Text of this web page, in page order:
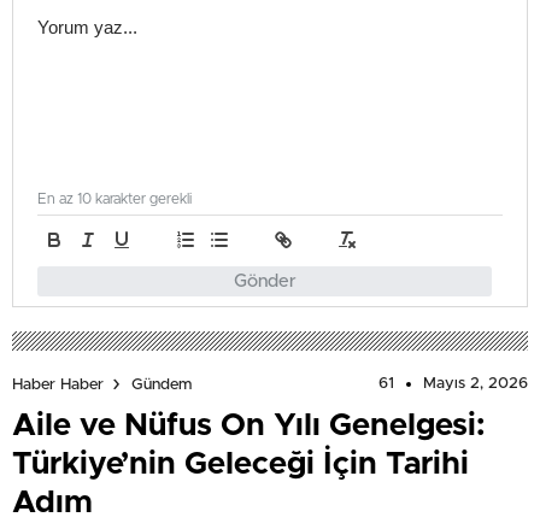
Gönder
En az 10 karakter gerekli
Haber Haber Gündem 61 Mayıs 2, 2026
Aile ve Nüfus On Yılı Genelgesi:
Türkiye’nin Geleceği İçin Tarihi
Adım